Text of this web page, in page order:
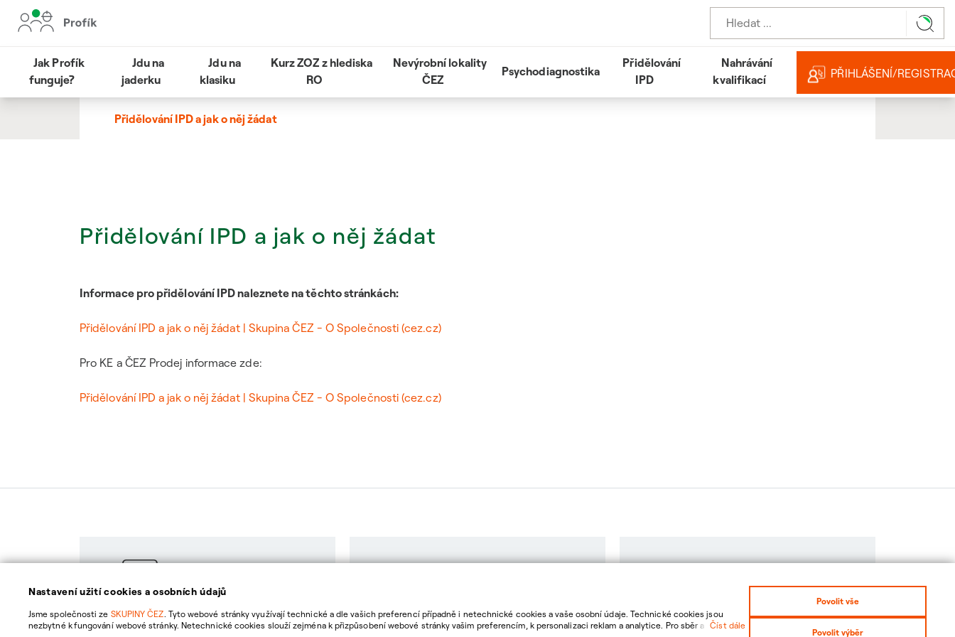
Nastavení užití cookies a osobních údajů
Jsme společnosti ze SKUPINY ČEZ. Tyto webové stránky využívají technické a dle vašich preferencí případně i netechnické cookies a vaše osobní údaje. Technické cookies jsou
nezbytné k fungování webové stránky. Netechnické cookies slouží zejména k přizpůsobení webové stránky vašim preferencím, k personalizaci reklam a analytice. Pro sběr a Číst dále
Povolit vše
Povolit výběr
Jak Profík
funguje?
Jdu na
jaderku
Jdu na
klasiku
Kurz ZOZ z hlediska
RO
Nevýrobní lokality
ČEZ
Psychodiagnostika
Přidělování
IPD
Nahrávání
kvalifikací
PŘIHLÁŠENÍ/
Přidělování IPD a jak o něj žádat
Přidělování IPD a jak o něj žádat
Informace pro přidělování IPD naleznete na těchto stránkách:
Přidělování IPD a jak o něj žádat | Skupina ČEZ - O Společnosti (cez.cz)
Pro KE a ČEZ Prodej informace zde:
Přidělování IPD a jak o něj žádat | Skupina ČEZ - O Společnosti (cez.cz)